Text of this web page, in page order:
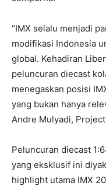
“IMX selalu menjadi
modifikasi Indonesia
global. Kehadiran
peluncuran diecast
menegaskan posisi
yang bukan hanya
Andre Mulyadi,
Peluncuran diecast
yang eksklusif ini
highlight utama IMX